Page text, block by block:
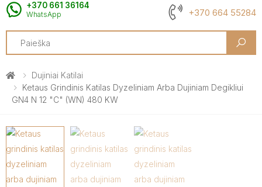
+370 661 36164
WhatsApp +370 664 55284
Search
Dujiniai Katilai
Ketaus Grindinis Katilas Dyzeliniam Arba Dujiniam Degikliui
GN4 N 12 "C" (WN) 480 KW